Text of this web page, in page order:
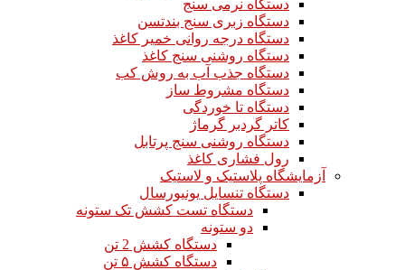
دستگاه نرمی سنج
دستگاه زبری سنج بندتسن
دستگاه درجه روانی خمیر کاغذ
دستگاه روشنی سنج کاغذ
دستگاه جذب آب به روش کب
دستگاه مشروط ساز
دستگاه تا خوردگی
کاتر گردبر گرماژ
دستگاه روشنی سنج پرتابل
رول فشاری کاغذ
آزمایشگاه پلاستیک و لاستیک
دستگاه تنسایل یونیورسال
دستگاه تست کشش تک ستونه
دو ستونه
دستگاه کشش 2 تن
دستگاه کشش ۵ تن